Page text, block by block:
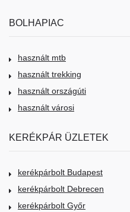
BOLHAPIAC
használt mtb
használt trekking
használt országúti
használt városi
KERÉKPÁR ÜZLETEK
kerékpárbolt Budapest
kerékpárbolt Debrecen
kerékpárbolt Győr